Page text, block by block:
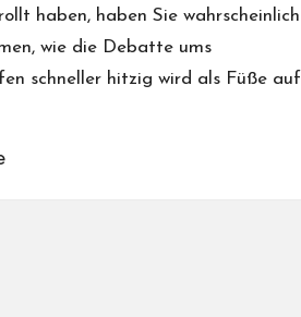
haben, haben Sie wahrscheinlich
wie die Debatte ums
schneller hitzig wird als Füße auf